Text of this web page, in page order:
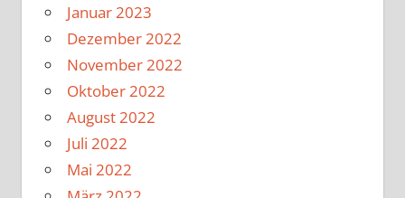
Januar 2023
Dezember 2022
November 2022
Oktober 2022
August 2022
Juli 2022
Mai 2022